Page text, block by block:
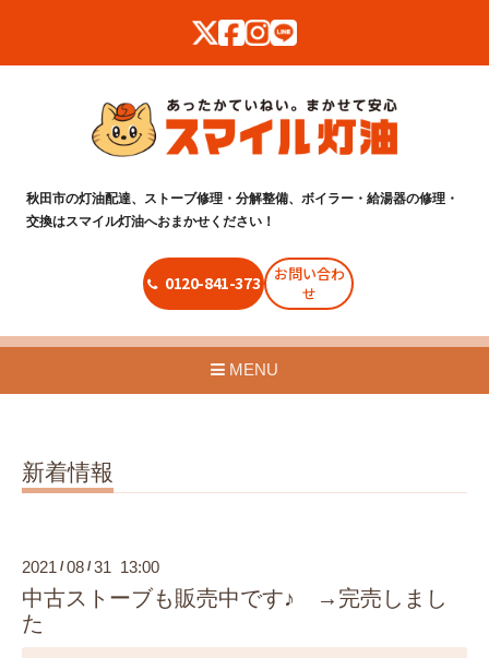
秋田市の灯油配達、ストーブ修理・分解整備、ボイラー・給湯器の修理・
交換はスマイル灯油へおまかせください！
0120-841-373
お問い合わ
せ
MENU
新着情報
2021 /08 /31 13:00
中古ストーブも販売中です♪ →完売しまし
た